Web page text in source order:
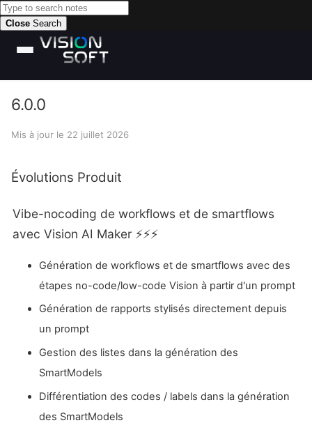
Close Search
6.0.0
Mis à jour le 22 juillet 2026
Évolutions Produit
Vibe-nocoding de workflows et de smartflows
avec Vision AI Maker ⚡⚡⚡
Génération de workflows et de smartflows avec des
étapes no-code/low-code Vision à partir d'un prompt
Génération de rapports stylisés directement depuis
un prompt
Gestion des listes dans la génération des
SmartModels
Différentiation des codes / labels dans la génération
des SmartModels